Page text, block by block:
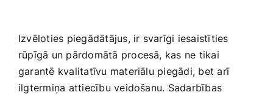
Izvēloties piegādātājus, ​ir svarīgi iesaistīties
rūpīgā un pārdomātā procesā, kas ne tikai
garantē kvalitatīvu materiālu piegādi, bet arī
ilgtermiņa ‌attiecību veidošanu. Sadarbības